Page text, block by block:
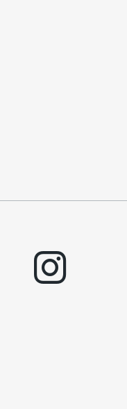
instagram